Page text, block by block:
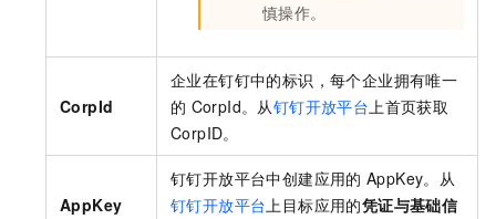
慎操作。
CorpId
企业在钉钉中的标识，每个企业拥有唯一
的 CorpId。从钉钉开放平台上首页获取
CorpID。
AppKey
钉钉开放平台中创建应用的 AppKey。从
钉钉开放平台上目标应用的凭证与基础信